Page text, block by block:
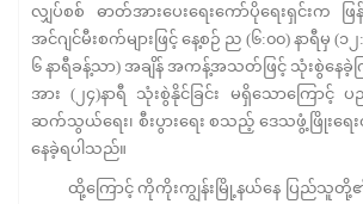
လျှပ်စစ် ဓာတ်အားပေးရေးကော်ပိုရေးရှင်းက ဖ
အင်ဂျင်မီးစက်များဖြင့် နေ့စဉ် ည (၆:၀၀) နာရီမှ (
၆ နာရီခန့်သာ) အချိန် အကန့်အသတ်ဖြင့် သုံးစွဲနေခဲ့က
အား (၂၄)နာရီ သုံးစွဲနိုင်ခြင်း မရှိသောကြောင့် ပည
ဆက်သွယ်ရေး၊ စီးပွားရေး စသည့် ဒေသဖွံ့ဖြိုးရေ
နေခဲ့ရပါသည်။
ထို့ကြောင့် ကိုကိုးကျွန်းမြို့နယ်နေ ပြည်သူတို့၏